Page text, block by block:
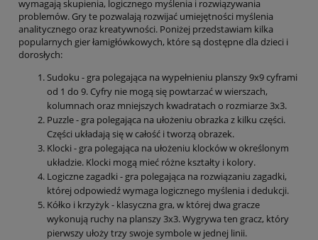
wymagają skupienia, logicznego myślenia i rozwiązywania
problemów. Gry te pozwalają rozwijać umiejętności myślenia
analitycznego oraz kreatywności. Poniżej przedstawiam kilka
popularnych gier łamigłówkowych, które są dostępne dla dzieci i
dorosłych:
Sudoku - gra polegająca na wypełnieniu planszy 9x9 cyframi
od 1 do 9. Cyfry nie mogą się powtarzać w wierszach,
kolumnach oraz mniejszych kwadratach o rozmiarze 3x3.
Puzzle - gra polegająca na ułożeniu obrazka z kilku części.
Części układają się w całość i tworzą obrazek.
Klocki - gra polegająca na ułożeniu klocków w określonym
układzie. Klocki mogą mieć różne kształty i kolory.
Logiczne zagadki - gra polegająca na rozwiązaniu zagadki,
której odpowiedź wymaga logicznego myślenia i dedukcji.
Kółko i krzyżyk - klasyczna gra, w której dwa gracze
wykonują ruchy na planszy 3x3. Wygrywa ten gracz, który
pierwszy ułoży trzy swoje symbole w jednej linii.